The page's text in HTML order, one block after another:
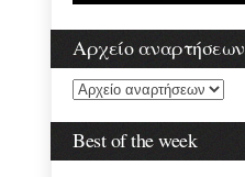
Αρχείο αναρτήσεων
Best of the week